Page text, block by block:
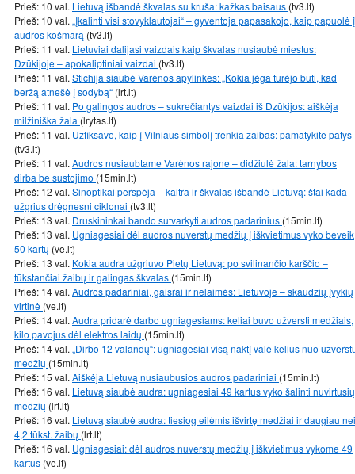
Prieš: 10 val. Lietuvą išbandė škvalas su kruša: kažkas baisaus (tv3.lt)
Prieš: 10 val. „Įkalinti visi stovyklautojai“ – gyventoja papasakojo, kaip papuolė į
audros košmarą (tv3.lt)
Prieš: 11 val. Lietuviai dalijasi vaizdais kaip škvalas nusiaubė miestus:
Dzūkijoje – apokaliptiniai vaizdai (tv3.lt)
Prieš: 11 val. Stichija siaubė Varėnos apylinkes: „Kokia jėga turėjo būti, kad
beržą atnešė į sodybą“ (lrt.lt)
Prieš: 11 val. Po galingos audros – sukrečiantys vaizdai iš Dzūkijos: aiškėja
milžiniška žala (lrytas.lt)
Prieš: 11 val. Užfiksavo, kaip į Vilniaus simbolį trenkia žaibas: pamatykite patys
(tv3.lt)
Prieš: 11 val. Audros nusiaubtame Varėnos rajone – didžiulė žala: tarnybos
dirba be sustojimo (15min.lt)
Prieš: 12 val. Sinoptikai perspėja – kaitra ir škvalas išbandė Lietuvą: štai kada
užgrius drėgnesni ciklonai (tv3.lt)
Prieš: 13 val. Druskininkai bando sutvarkyti audros padarinius (15min.lt)
Prieš: 13 val. Ugniagesiai dėl audros nuverstų medžių į iškvietimus vyko beveik
50 kartų (ve.lt)
Prieš: 13 val. Kokia audra užgriuvo Pietų Lietuvą: po svilinančio karščio –
tūkstančiai žaibų ir galingas škvalas (15min.lt)
Prieš: 14 val. Audros padariniai, gaisrai ir nelaimės: Lietuvoje – skaudžių įvykių
virtinė (ve.lt)
Prieš: 14 val. Audra pridarė darbo ugniagesiams: keliai buvo užversti medžiais,
kilo pavojus dėl elektros laidų (15min.lt)
Prieš: 14 val. „Dirbo 12 valandų“: ugniagesiai visą naktį valė kelius nuo
medžių (15min.lt)
Prieš: 15 val. Aiškėja Lietuvą nusiaubusios audros padariniai (15min.lt)
Prieš: 16 val. Lietuvą siaubė audra: ugniagesiai 49 kartus vyko šalinti nuvirtusių
medžių (lrt.lt)
Prieš: 16 val. Lietuvą siaubė audra: tiesiog eilėmis išvirtę medžiai ir daugiau nei
4,2 tūkst. žaibų (lrt.lt)
Prieš: 16 val. Ugniagesiai: dėl audros nuverstų medžių į iškvietimus vykome 49
kartus (ve.lt)